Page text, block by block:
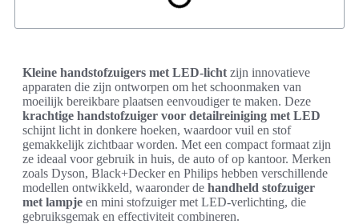
Kleine handstofzuigers met LED-licht zijn innovatieve
apparaten die zijn ontworpen om het schoonmaken van
moeilijk bereikbare plaatsen eenvoudiger te maken. Deze
krachtige handstofzuiger voor detailreiniging met LED
schijnt licht in donkere hoeken, waardoor vuil en stof
gemakkelijk zichtbaar worden. Met een compact formaat zijn
ze ideaal voor gebruik in huis, de auto of op kantoor. Merken
zoals Dyson, Black+Decker en Philips hebben verschillende
modellen ontwikkeld, waaronder de handheld stofzuiger
met lampje en mini stofzuiger met LED-verlichting, die
gebruiksgemak en effectiviteit combineren.